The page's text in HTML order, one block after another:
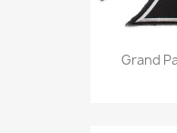
Grand